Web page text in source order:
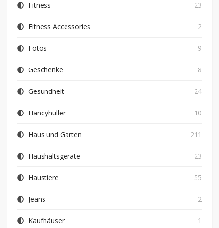
Fitness 23
Fitness Accessories 2
Fotos 9
Geschenke 8
Gesundheit 24
Handyhüllen 10
Haus und Garten 211
Haushaltsgeräte 23
Haustiere 55
Jeans 2
Kaufhäuser 1